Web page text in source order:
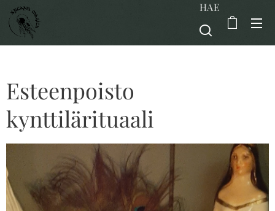
HAE
Esteenpoisto
kynttilärituaali